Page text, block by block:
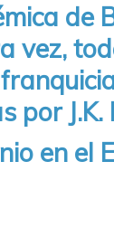
de
vez,
por J.K.
en el